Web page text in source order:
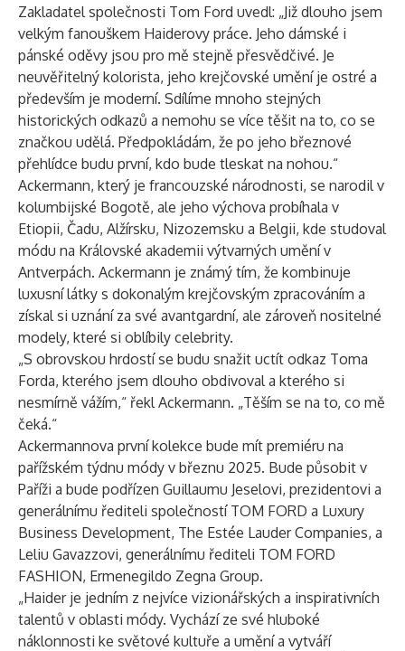
Zakladatel společnosti Tom Ford uvedl: „Již dlouho jsem
velkým fanouškem Haiderovy práce. Jeho dámské i
pánské oděvy jsou pro mě stejně přesvědčivé. Je
neuvěřitelný kolorista, jeho krejčovské umění je ostré a
především je moderní. Sdílíme mnoho stejných
historických odkazů a nemohu se více těšit na to, co se
značkou udělá. Předpokládám, že po jeho březnové
přehlídce budu první, kdo bude tleskat na nohou.“
Ackermann, který je francouzské národnosti, se narodil v
kolumbijské Bogotě, ale jeho výchova probíhala v
Etiopii, Čadu, Alžírsku, Nizozemsku a Belgii, kde studoval
módu na Královské akademii výtvarných umění v
Antverpách. Ackermann je známý tím, že kombinuje
luxusní látky s dokonalým krejčovským zpracováním a
získal si uznání za své avantgardní, ale zároveň nositelné
modely, které si oblíbily celebrity.
„S obrovskou hrdostí se budu snažit uctít odkaz Toma
Forda, kterého jsem dlouho obdivoval a kterého si
nesmírně vážím,“ řekl Ackermann. „Těším se na to, co mě
čeká.“
Ackermannova první kolekce bude mít premiéru na
pařížském týdnu módy v březnu 2025. Bude působit v
Paříži a bude podřízen Guillaumu Jeselovi, prezidentovi a
generálnímu řediteli společností TOM FORD a Luxury
Business Development, The Estée Lauder Companies, a
Leliu Gavazzovi, generálnímu řediteli TOM FORD
FASHION, Ermenegildo Zegna Group.
„Haider je jedním z nejvíce vizionářských a inspirativních
talentů v oblasti módy. Vychází ze své hluboké
náklonnosti ke světové kultuře a umění a vytváří